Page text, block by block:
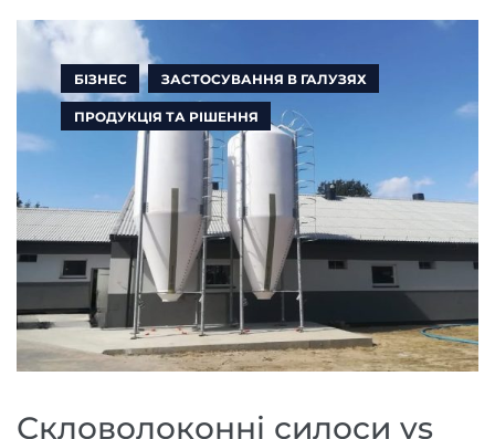
БІЗНЕС ЗАСТОСУВАННЯ В ГАЛУЗЯХ
ПРОДУКЦІЯ ТА РІШЕННЯ
Скловолоконні силоси vs